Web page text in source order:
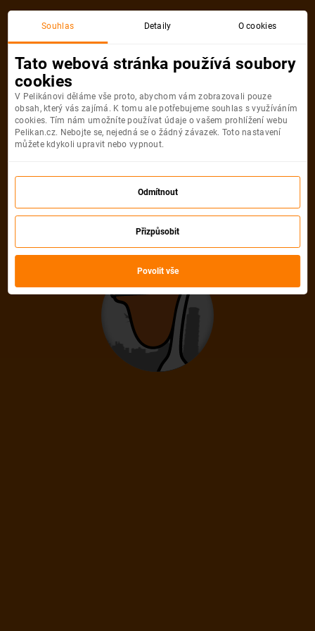
Akční letenka
Litujeme, akční letenka do města už
není dostupná
Vybrat jinou akční letenku
Souhlas Detaily O cookies
Tato webová stránka používá soubory
cookies
V Pelikánovi děláme vše proto, abychom vám zobrazovali pouze
obsah, který vás zajímá. K tomu ale potřebujeme souhlas s využíváním
cookies. Tím nám umožníte používat údaje o vašem prohlížení webu
Pelikan.cz. Nebojte se, nejedná se o žádný závazek. Toto nastavení
můžete kdykoli upravit nebo vypnout.
Odmítnout
Přizpůsobit
Povolit vše